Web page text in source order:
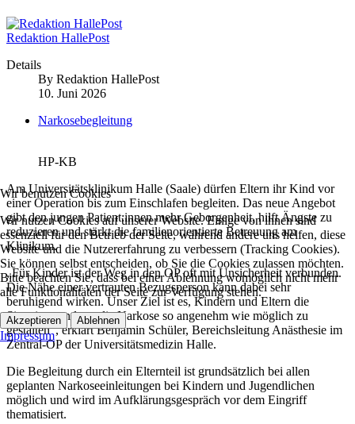
Redaktion HallePost
Details
By Redaktion HallePost
10. Juni 2026
Narkosebegleitung
HP-KB
Am Universitätsklinikum Halle (Saale) dürfen Eltern ihr Kind vor
einer Operation bis zum Einschlafen begleiten. Das neue Angebot
gibt den jungen Patient:innen mehr Geborgenheit, hilft Ängste zu
reduzieren und stärkt die familienorientierte Betreuung am
Klinikum.
„Für Kinder ist der Weg in den OP oft mit Unsicherheit verbunden.
Die Nähe einer vertrauten Bezugsperson kann dabei sehr
beruhigend wirken. Unser Ziel ist es, Kindern und Eltern die
Situation rund um die Narkose so angenehm wie möglich zu
gestalten“, erklärt Benjamin Schüler, Bereichsleitung Anästhesie im
Zentral-OP der Universitätsmedizin Halle.
Die Begleitung durch ein Elternteil ist grundsätzlich bei allen
geplanten Narkoseeinleitungen bei Kindern und Jugendlichen
möglich und wird im Aufklärungsgespräch vor dem Eingriff
thematisiert.
Wir benutzen Cookies
Wir nutzen Cookies auf unserer Website. Einige von ihnen sind
essenziell für den Betrieb der Seite, während andere uns helfen, diese
Website und die Nutzererfahrung zu verbessern (Tracking Cookies).
Sie können selbst entscheiden, ob Sie die Cookies zulassen möchten.
Bitte beachten Sie, dass bei einer Ablehnung womöglich nicht mehr
alle Funktionalitäten der Seite zur Verfügung stehen.
Akzeptieren Ablehnen
Impressum